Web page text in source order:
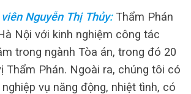
Nguyễn Thị Thủy:Thẩm Phán
Nội với kinh nghiệm công tác
trong ngành Tòa án, trong đó 20
Thẩm Phán. Ngoài ra, chúng tôi có
vụ năng động, nhiệt tình, có